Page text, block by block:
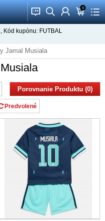
󰂱 󰂨 󰃳 0
󰃦 󰃖
, Kód kupónu: FUTBAL
Jamal Musiala
Porovnanie Produktu (0)
Predvolené